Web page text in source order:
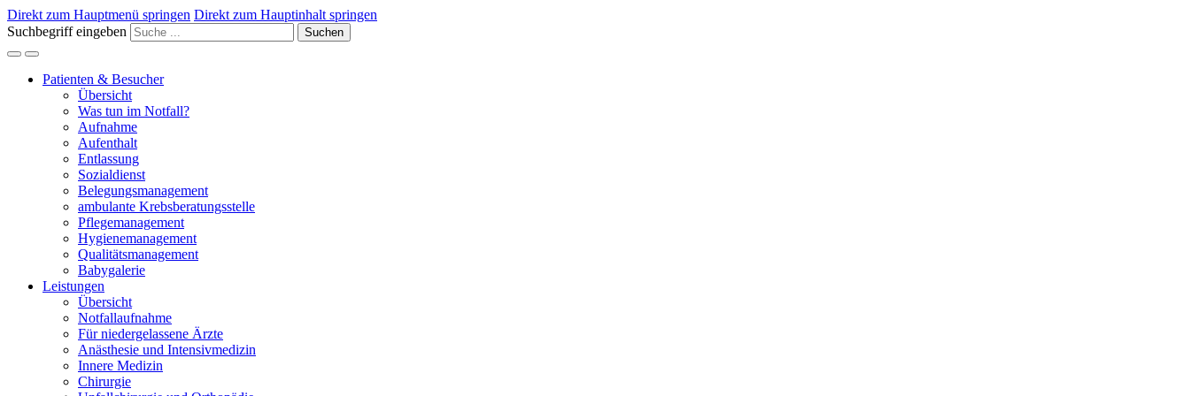
Direkt zum Hauptmenü springen Direkt zum Hauptinhalt springen
Suchbegriff eingeben
Suchen
Patienten & Besucher
Übersicht
Was tun im Notfall?
Aufnahme
Aufenthalt
Entlassung
Sozialdienst
Belegungsmanagement
ambulante Krebsberatungsstelle
Pflegemanagement
Hygienemanagement
Qualitätsmanagement
Babygalerie
Leistungen
Übersicht
Notfallaufnahme
Für niedergelassene Ärzte
Anästhesie und Intensivmedizin
Innere Medizin
Chirurgie